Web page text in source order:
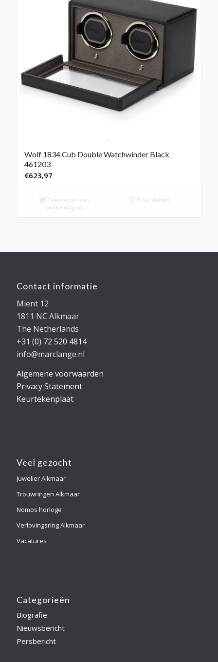
Wolf 1834 Cub Double Watchwinder Black
461203
€623,97
Toevoegen aan
winkelwagen
Toon details
Contact informatie
Mient 12
1811 NC Alkmaar
The Netherlands
+31 (0) 72 520 4814
info@marclange.nl
Algemene voorwaarden
Privacy Statement
Keurtekenplaat
Veel gezocht
Juwelier Alkmaar
Trouwringen Alkmaar
Nomos horloge
Verlovingsring Alkmaar
Vacatures
Categorieën
Biografie
Nieuwsbericht
Persbericht